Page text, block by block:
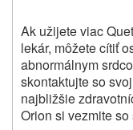
Ak užijete viac
lekár, môžete cítiť
abnormálnym
skontaktujte so
najbližšie
Orion si vezmite so